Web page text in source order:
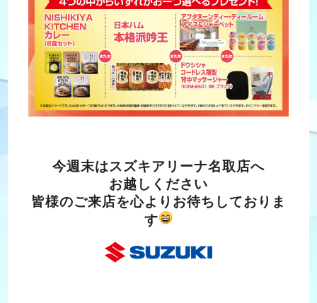
今週末はスズキアリーナ名取店へ
お越しください
皆様のご来店を心よりお待ちしておりま
す